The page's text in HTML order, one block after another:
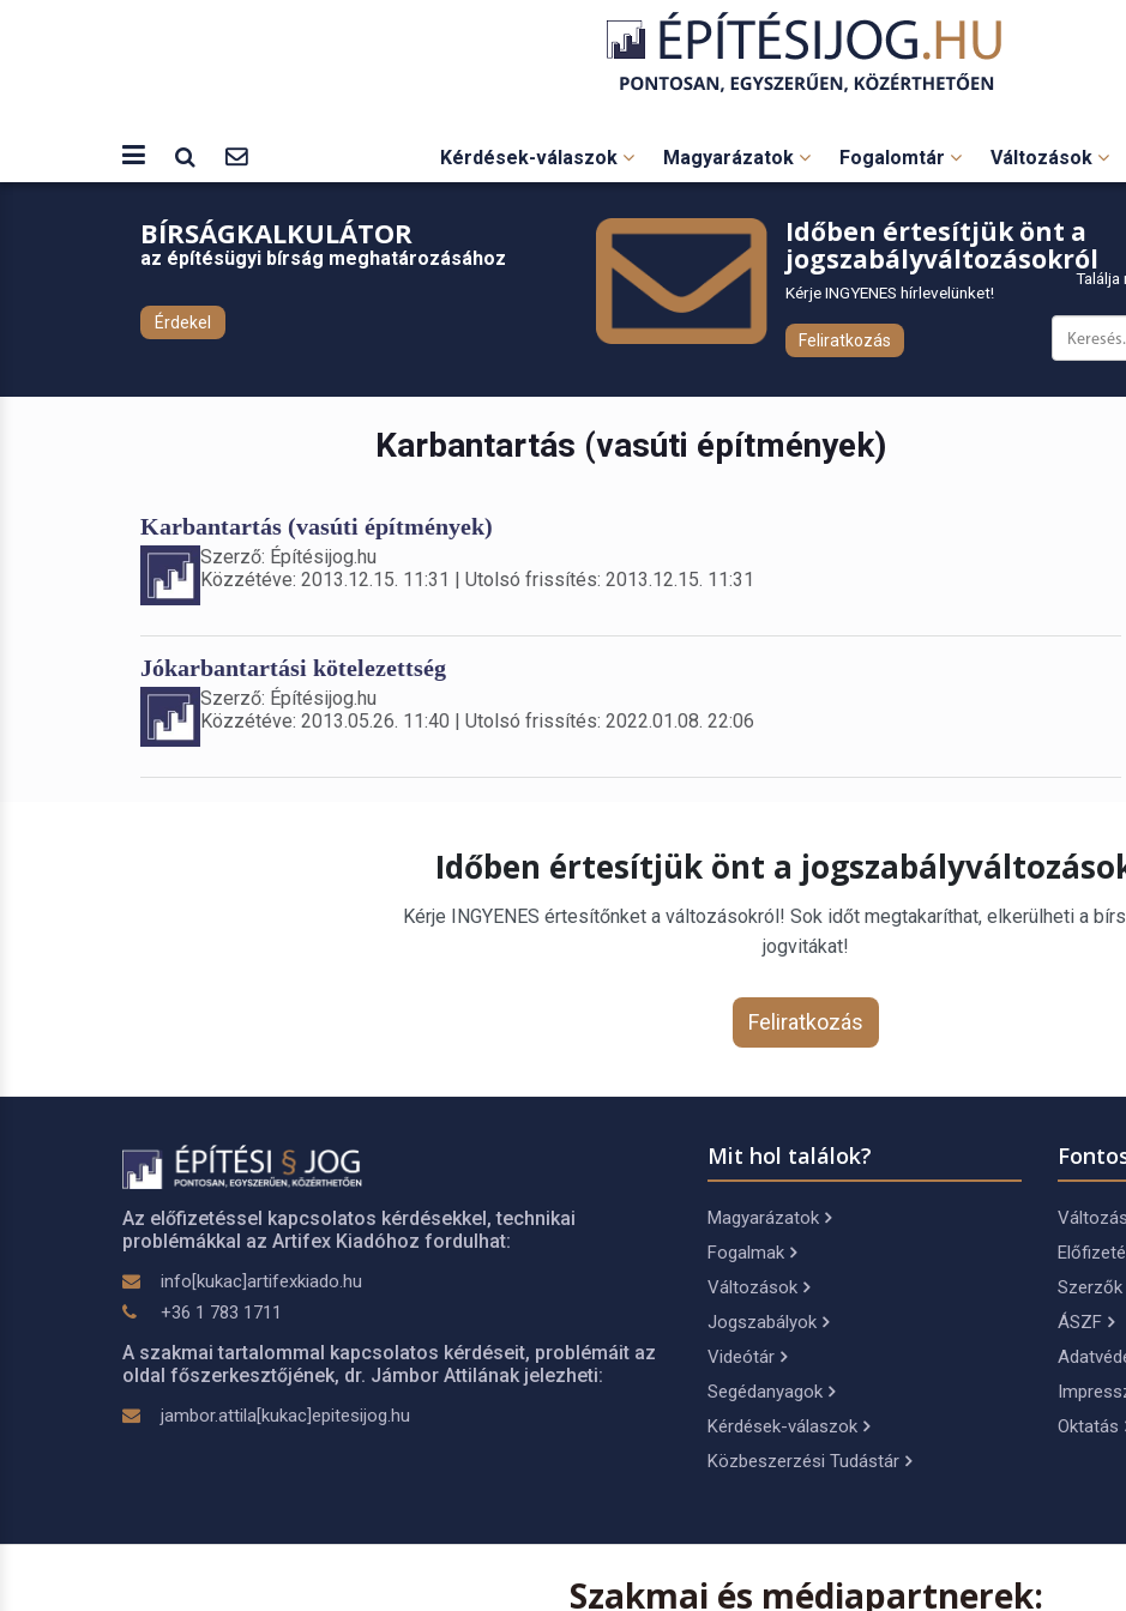
Kérdések-válaszok Magyarázatok Fogalomtár Változások
BÍRSÁGKALKULÁTOR
az építésügyi bírság meghatározásához
Érdekel
Időben értesítjük önt a
jogszabályváltozásokról
Kérje INGYENES hírlevelünket!
Feliratkozás
Találja
Karbantartás (vasúti építmények)
Karbantartás (vasúti építmények)
Szerző: Építésijog.hu
Közzétéve: 2013.12.15. 11:31 | Utolsó frissítés: 2013.12.15. 11:31
Jókarbantartási kötelezettség
Szerző: Építésijog.hu
Közzétéve: 2013.05.26. 11:40 | Utolsó frissítés: 2022.01.08. 22:06
Időben értesítjük önt a
Kérje INGYENES értesítőnket a változásokról! Sok időt megtakaríthat, elkerülheti a
jogvitákat!
Feliratkozás
Az előfizetéssel kapcsolatos kérdésekkel, technikai
problémákkal az Artifex Kiadóhoz fordulhat:
info[kukac]artifexkiado.hu
+36 1 783 1711
A szakmai tartalommal kapcsolatos kérdéseit, problémáit az
oldal főszerkesztőjének, dr. Jámbor Attilának jelezheti:
jambor.attila[kukac]epitesijog.hu
Mit hol találok?
Magyarázatok
Fogalmak
Változások
Jogszabályok
Videótár
Segédanyagok
Kérdések-válaszok
Közbeszerzési Tudástár
Szerzők
ÁSZF
Oktatás
Szakmai és médiapartnerek: